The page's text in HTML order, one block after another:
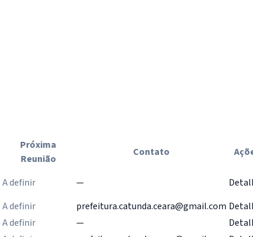
Próxima
Reunião
Contato
A definir —
A definir prefeitura.catunda.ceara@gmail.com
A definir —